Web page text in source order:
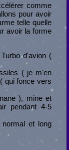
comme
pour avoir
telle quelle
avoir la forme
d'avion (
( je m'en
qui fonce vers
), mine et
pendant 4-5
et long